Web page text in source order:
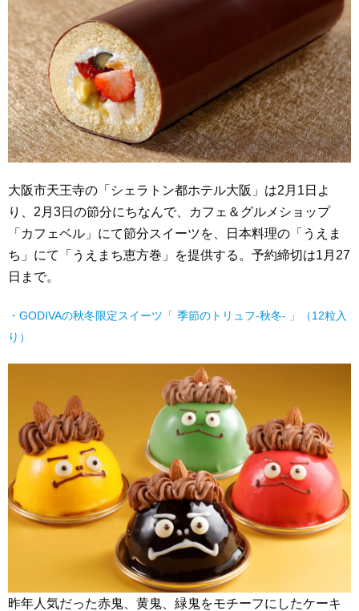
大阪市天王寺の「シェラトン都ホテル大阪」は2月1日よ
り、2月3日の節分にちなんで、カフェ＆グルメショップ
「カフェベル」にて節分スイーツを、日本料理の「うえま
ち」にて「うえまち恵方巻」を提供する。予約締切は1月27
日まで。
・GODIVAの秋冬限定スイーツ「 季節のトリュフ-秋冬- 」（12粒入
り）
昨年人気だった赤鬼、黄鬼、緑鬼をモチーフにしたケーキ